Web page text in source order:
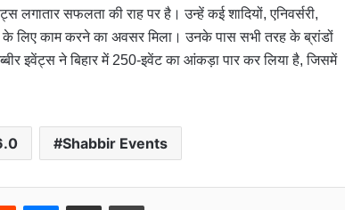
लगातार सफलता की राह पर है। उन्हें कई शादियों, एनिवर्सरी,
के लिए काम करने का अवसर मिला। उनके पास सभी तरह के ब्रांडों
इवेंट्स ने बिहार में 250-इवेंट का आंकड़ा पार कर लिया है, जिसमें
Shabbir Events